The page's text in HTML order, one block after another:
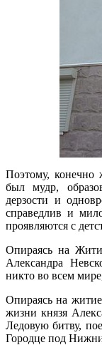
Поэтому, конечно
был мудр,
дерзости и
справедлив и
проявляются с
Опираясь на
Александра
никто во всем
Опираясь на
жизни князя
Ледовую битву,
Городце под